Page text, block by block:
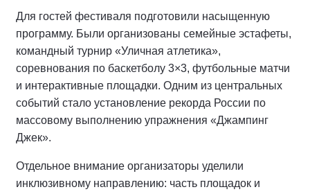
Для гостей фестиваля подготовили насыщенную
программу. Были организованы семейные эстафеты,
командный турнир «Уличная атлетика»,
соревнования по баскетболу 3×3, футбольные матчи
и интерактивные площадки. Одним из центральных
событий стало установление рекорда России по
массовому выполнению упражнения «Джампинг
Джек».
Отдельное внимание организаторы уделили
инклюзивному направлению: часть площадок и